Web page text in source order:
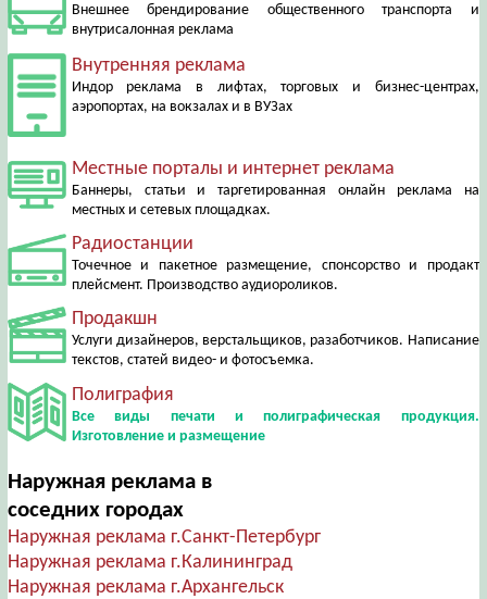
Внешнее брендирование общественного транспорта и
внутрисалонная реклама
Внутренняя реклама
Индор реклама в лифтах, торговых и бизнес-центрах,
аэропортах, на вокзалах и в ВУЗах
Местные порталы и интернет реклама
Баннеры, статьи и таргетированная онлайн реклама на
местных и сетевых площадках.
Радиостанции
Точечное и пакетное размещение, спонсорство и продакт
плейсмент. Производство аудиороликов.
Продакшн
Услуги дизайнеров, верстальщиков, разаботчиков. Написание
текстов, статей видео- и фотосъемка.
Полиграфия
Все виды печати и полиграфическая продукция.
Изготовление и размещение
Наружная реклама в
соседних городах
Наружная реклама г.Санкт-Петербург
Наружная реклама г.Калининград
Наружная реклама г.Архангельск